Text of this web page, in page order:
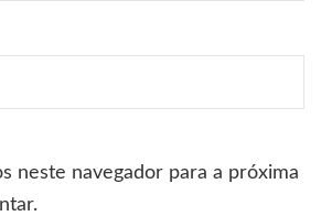
neste navegador para a próxima